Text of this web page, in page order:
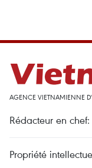
AGENCE VIETNAMIENNE
Rédacteur en
Propriété